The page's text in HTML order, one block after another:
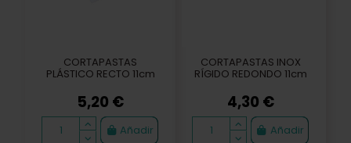
CORTAPASTAS
PLÁSTICO RECTO 11cm
5,20 €
Añadir
CORTAPASTAS INOX
RÍGIDO REDONDO 11cm
4,30 €
Añadir